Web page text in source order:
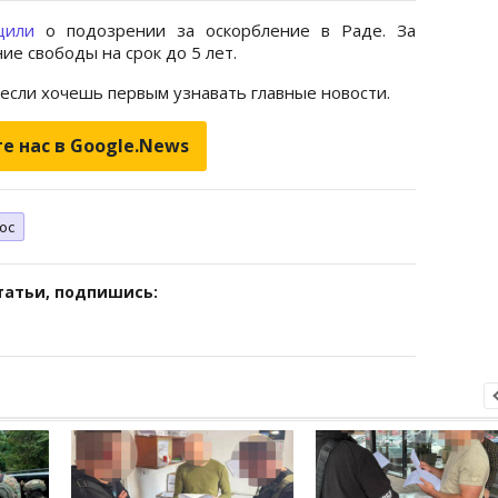
о подозрении за оскорбление в Раде. За
свободы на срок до 5 лет.
хочешь первым узнавать главные новости.
нас в Google.News
подпишись: